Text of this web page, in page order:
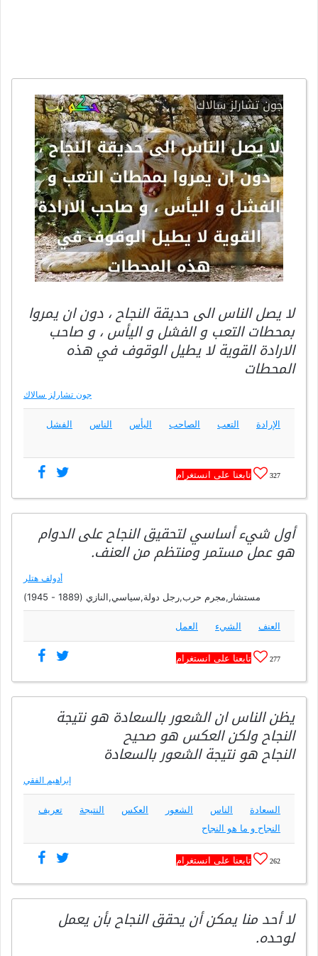
لا يصل الناس الى حديقة النجاح ، دون ان يمروا
بمحطات التعب و الفشل و اليأس ، و صاحب
الارادة القوية لا يطيل الوقوف في هذه
المحطات
جون تشارلز سالاك
الإرادة التعب الصاحب اليأس الناس الفشل
327 تابعنا على انستغرام
أول شيء أساسي لتحقيق النجاح على الدوام
هو عمل مستمر ومنتظم من العنف.
أدولف هتلر
مستشار,مجرم حرب,رجل دولة,سياسي,النازي (1889 - 1945)
العنف الشيء العمل
277 تابعنا على انستغرام
يظن الناس ان الشعور بالسعادة هو نتيجة
النجاح ولكن العكس هو صحيح
النجاح هو نتيجة الشعور بالسعادة
إبراهيم الفقي
السعادة الناس الشعور العكس النتيجة
تعريف
النجاح و ما هو النجاح
262 تابعنا على انستغرام
لا أحد منا يمكن أن يحقق النجاح بأن يعمل
لوحده.